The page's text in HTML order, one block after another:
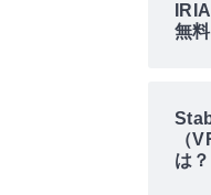
無
（
は？